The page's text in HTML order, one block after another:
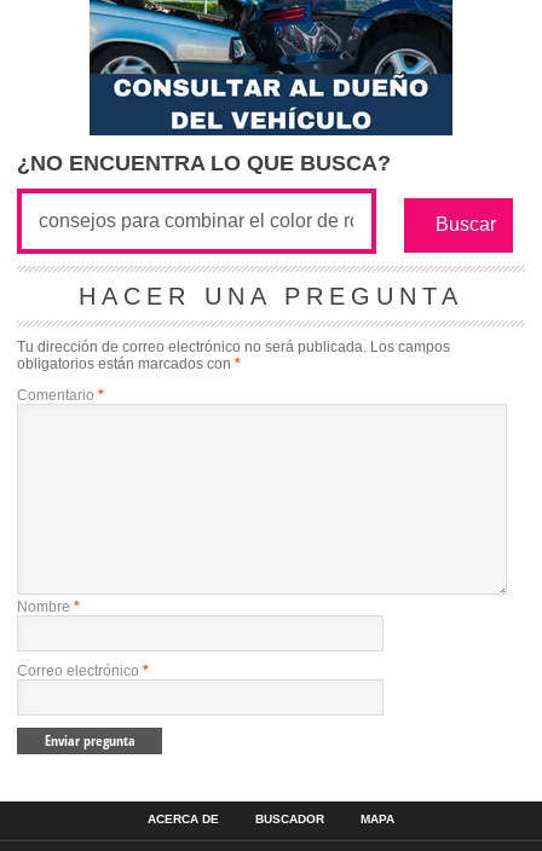
¿NO ENCUENTRA LO QUE BUSCA?
HACER UNA PREGUNTA
Tu dirección de correo electrónico no será publicada. Los campos
obligatorios están marcados con *
Comentario *
Nombre *
Correo electrónico *
ACERCA DE BUSCADOR MAPA